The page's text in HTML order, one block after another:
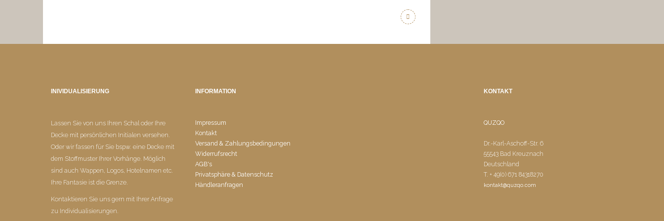
INIVIDUALISIERUNG
Lassen Sie von uns Ihren Schal oder Ihre
Decke mit persönlichen Initialen versehen.
Oder wir fassen für Sie bspw. eine Decke mit
dem Stoffmuster Ihrer Vorhänge. Möglich
sind auch Wappen, Logos, Hotelnamen etc.
Ihre Fantasie ist die Grenze.
Kontaktieren Sie uns gern mit Ihrer Anfrage
zu Individualisierungen.
INFORMATION
Impressum
Kontakt
Versand & Zahlungsbedingungen
Widerrufsrecht
AGB's
Privatsphäre & Datenschutz
Händleranfragen
KONTAKT
QUZQO
Dr.-Karl-Aschoff-Str. 6
55543 Bad Kreuznach
Deutschland
T. + 49(0) 671 84318270
kontakt@quzqo.com